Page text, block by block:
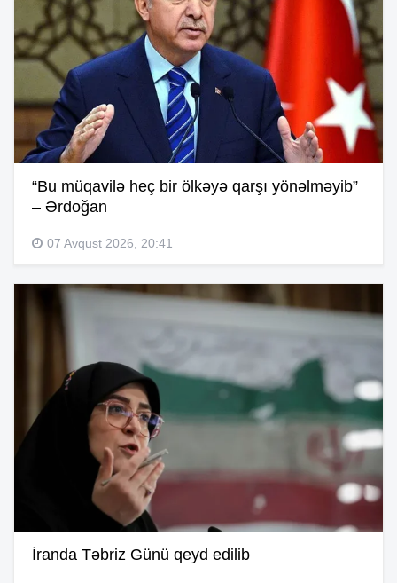
“Bu müqavilə heç bir ölkəyə qarşı yönəlməyib”
– Ərdoğan
07 Avqust 2026, 20:41
İranda Təbriz Günü qeyd edilib